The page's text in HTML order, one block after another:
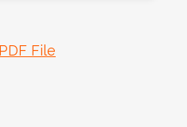
PDF File